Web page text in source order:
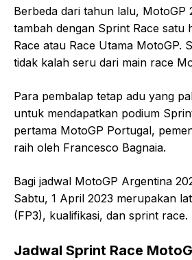
Berbeda dari tahun lalu, MotoGP
tambah dengan Sprint Race satu
Race atau Race Utama MotoGP.
tidak kalah seru dari main race
Para pembalap tetap adu yang
untuk mendapatkan podium
pertama MotoGP Portugal,
raih oleh Francesco Bagnaia.
Bagi jadwal MotoGP Argentina
Sabtu, 1 April 2023 merupakan
(FP3), kualifikasi, dan sprint race.
Jadwal Sprint Race